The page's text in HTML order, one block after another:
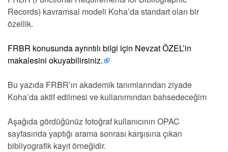
Records) kavramsal modeli Koha’da standart olan bir
özellik.
FRBR konusunda ayrıntılı bilgi için Nevzat ÖZEL’in
makalesini okuyabilirsiniz.
Bu yazıda FRBR’ın akademik tanımlarından ziyade
Koha’da aktif edilmesi ve kullanımından bahsedeceğim
Aşağıda gördüğünüz fotoğraf kullanıcının OPAC
sayfasında yaptığı arama sonrası karşısına çıkan
bibliyografik kayıt örneğidir.